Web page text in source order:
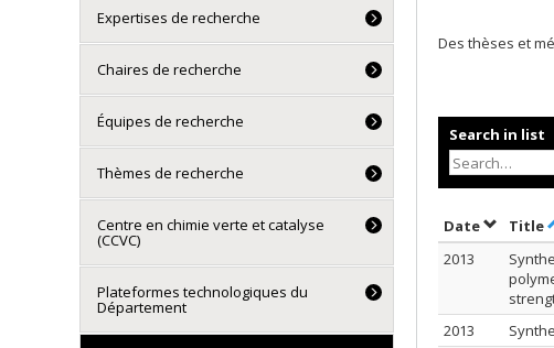
Des thèses et
Search in list
DateSort by
Title
2013
2013
Expertises de recherche
Chaires de recherche
Équipes de recherche
Thèmes de recherche
Centre en chimie verte et catalyse
(CCVC)
Plateformes technologiques du
Département